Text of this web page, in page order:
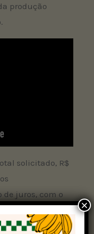
produção
solicitado, R$
juros, com o
rurais.
×